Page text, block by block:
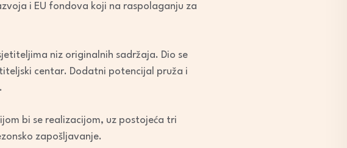
i EU fondova koji na raspolaganju za
niz originalnih sadržaja. Dio se
centar. Dodatni potencijal pruža i
bi se realizacijom, uz postojeća tri
zapošljavanje.